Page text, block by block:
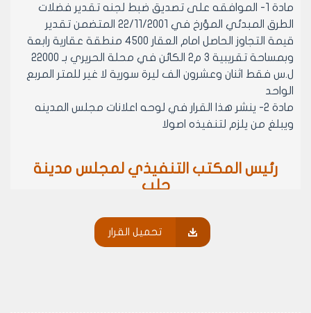
مادة 1- الموافقه على تصديق ضبط لجنه تقدير فضلات
الطرق المبدئي المؤرخ في 22/11/2001 المتضمن تقدير
قيمة التجاوز الحاصل امام العقار 4500 منطقة عقارية رابعة
وبمساحة تقريبية 3 م2 الكائن في محلة الحريري بـ 22000
ل.س فقط اثنان وعشرون الف ليرة سورية لا غير للمتر المربع
الواحد
مادة 2- ينشر هذا القرار في لوحه اعلانات مجلس المدينه
ويبلغ من يلزم لتنفيذه اصولا
رئيس المكتب التنفيذي لمجلس مدينة
حلب
تحميل القرار